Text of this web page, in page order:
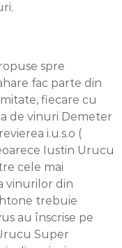
spre
fac parte din
fiecare cu
de vinuri Demeter
i.u.s.o (
Iustin Urucu
cele mai
vinurilor din
trebuie
au înscrise pe
Super